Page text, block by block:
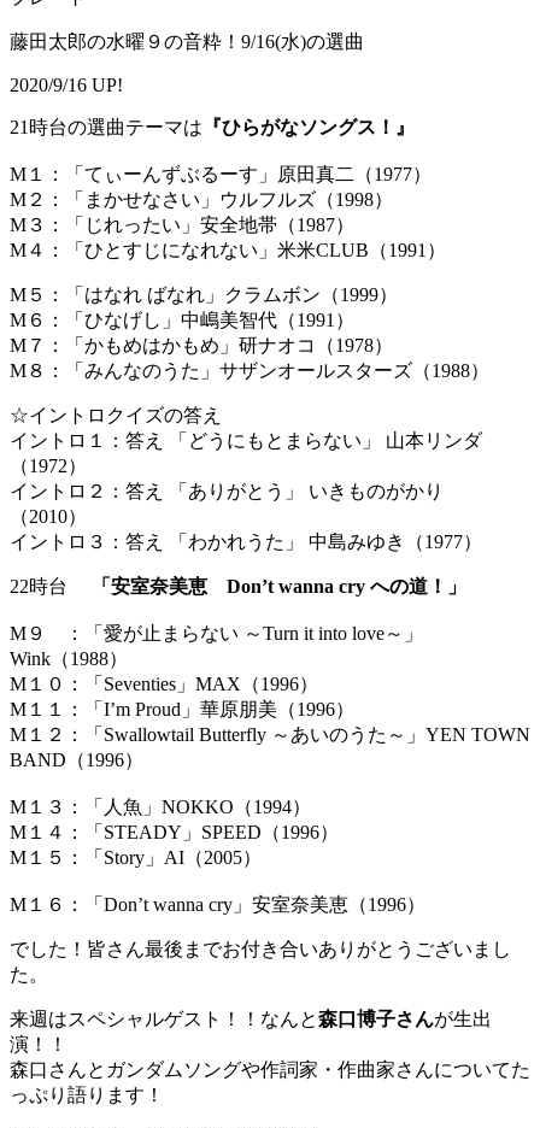
藤田太郎の水曜９の音粋！9/16(水)の選曲
2020/9/16 UP!
21時台の選曲テーマは 『ひらがなソングス！』
M１：「てぃーんずぶるーす」原田真二（1977）
M２：「まかせなさい」ウルフルズ（1998）
M３：「じれったい」安全地帯（1987）
M４：「ひとすじになれない」米米CLUB（1991）
M５：「はなれ ばなれ」クラムボン（1999）
M６：「ひなげし」中嶋美智代（1991）
M７：「かもめはかもめ」研ナオコ（1978）
M８：「みんなのうた」サザンオールスターズ（1988）
☆イントロクイズの答え
イントロ１：答え 「どうにもとまらない」 山本リンダ
（1972）
イントロ２：答え 「ありがとう」 いきものがかり
（2010）
イントロ３：答え 「わかれうた」 中島みゆき（1977）
22時台 「安室奈美恵 Don’t wanna cry への道！」
M９ ：「愛が止まらない ～Turn it into love～」
Wink（1988）
M１０：「Seventies」MAX（1996）
M１１：「I’m Proud」華原朋美（1996）
M１２：「Swallowtail Butterfly ～あいのうた～」YEN TOWN
BAND（1996）
M１３：「人魚」NOKKO（1994）
M１４：「STEADY」SPEED（1996）
M１５：「Story」AI（2005）
M１６：「Don’t wanna cry」安室奈美恵（1996）
でした！皆さん最後までお付き合いありがとうございまし
た。
来週はスペシャルゲスト！！なんと森口博子さんが生出
演！！
森口さんとガンダムソングや作詞家・作曲家さんについてた
っぷり語ります！